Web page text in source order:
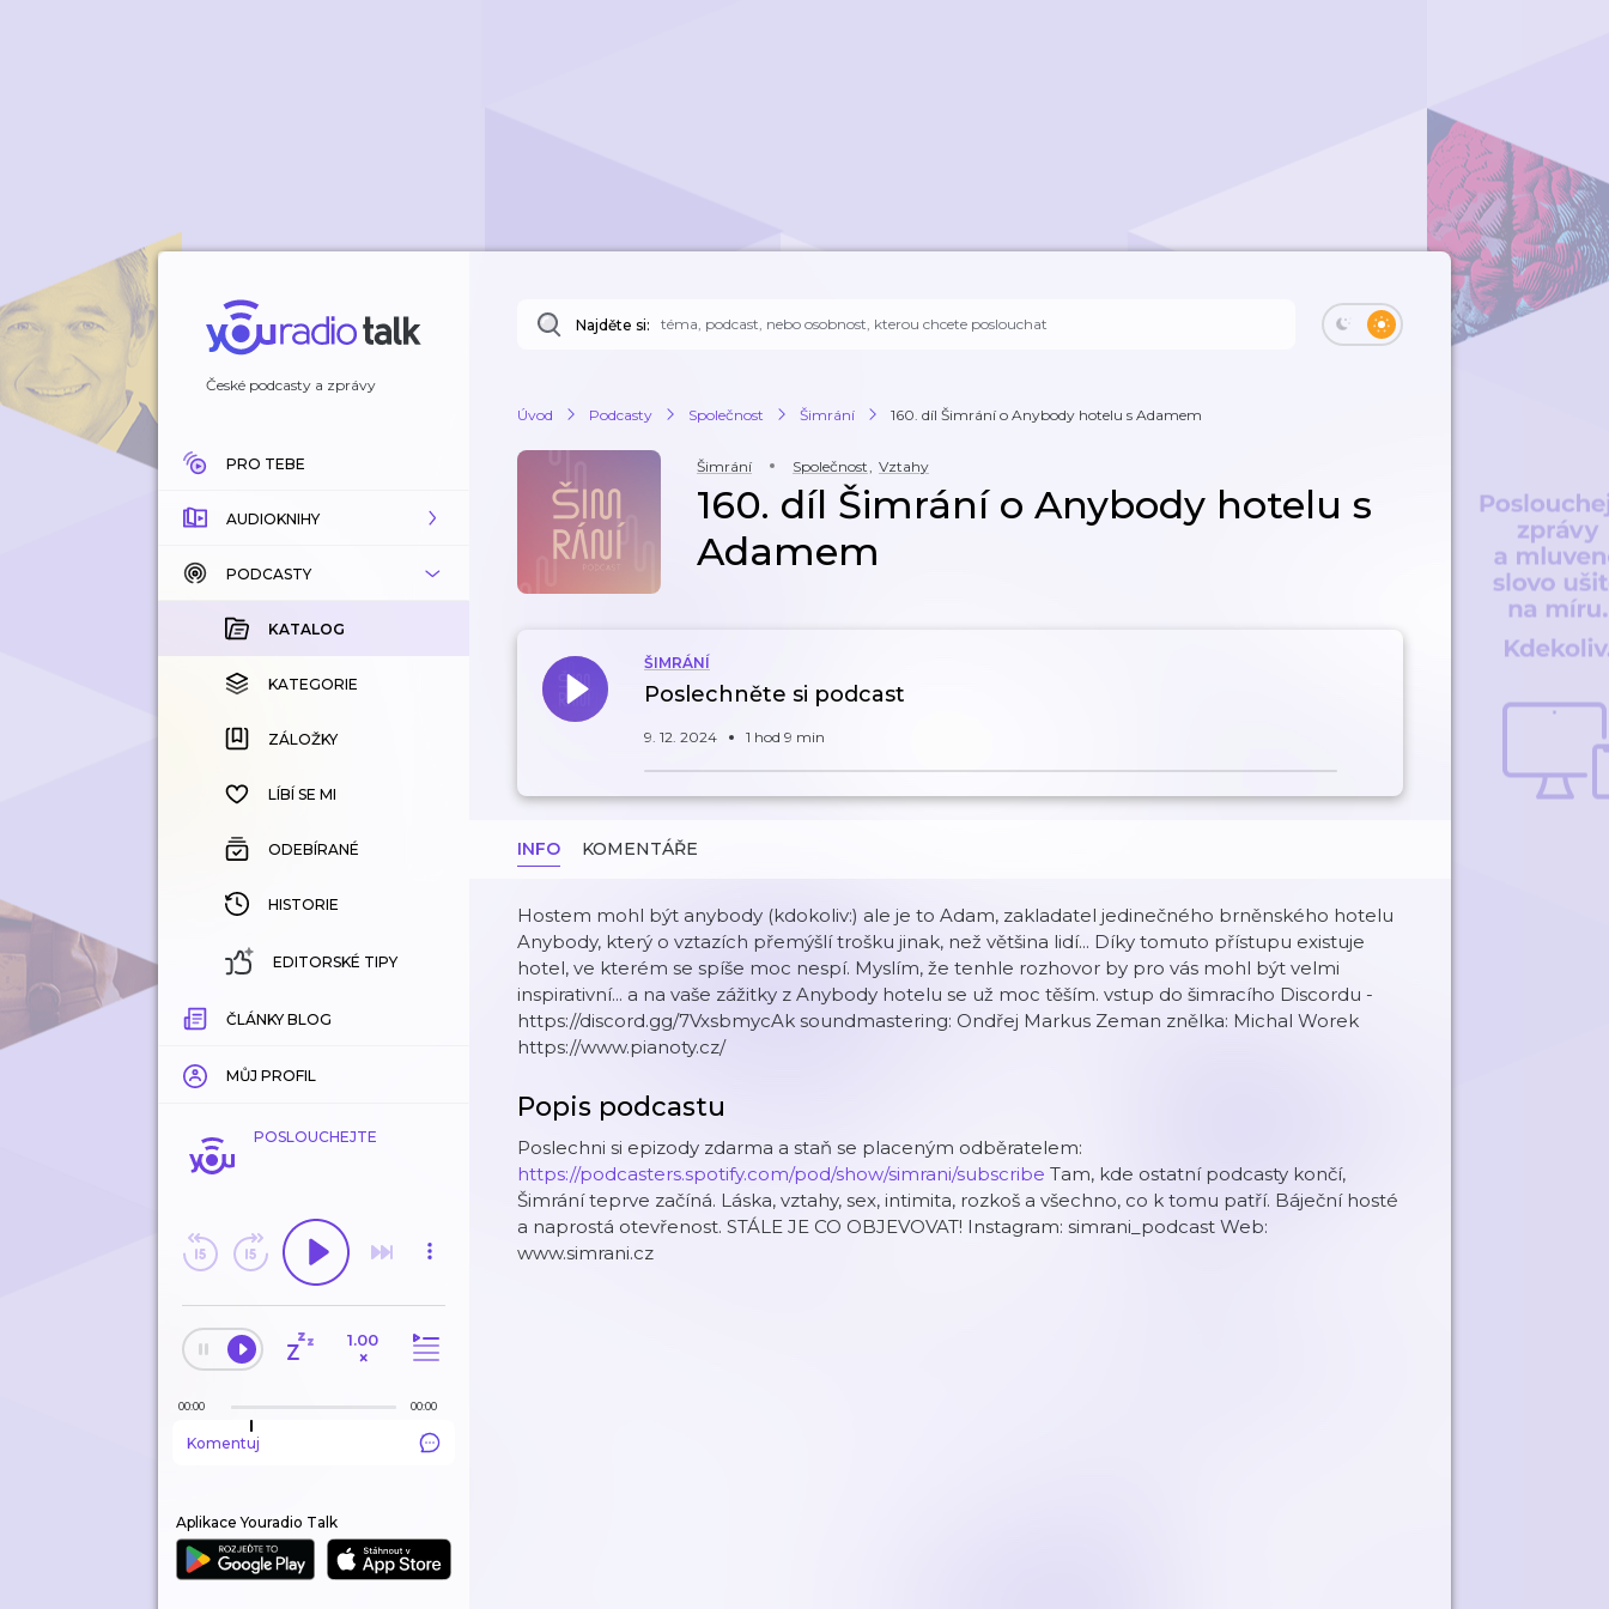
České podcasty a zprávy
PRO TEBE
AUDIOKNIHY
KATALOG
KOUPENÉ
KATEGORIE
ZÁLOŽKY
HISTORIE
PODCASTY
KATALOG
KATEGORIE
ZÁLOŽKY
LÍBÍ SE MI
ODEBÍRANÉ
HISTORIE
EDITORSKÉ TIPY
ČLÁNKY BLOG
MŮJ PROFIL
POSLOUCHEJTE
1.00
×
00:00 00:00
Komentuj
Aplikace Youradio Talk
Najděte si:
Úvod Podcasty Společnost Šimrání 160. díl Šimrání o Anybody hotelu s Adamem
Šimrání Společnost, Vztahy
160. díl Šimrání o Anybody hotelu s
Adamem
ŠIMRÁNÍ
Poslechněte si podcast
9. 12. 2024 1 hod 9 min
INFO KOMENTÁŘE
Hostem mohl být anybody (kdokoliv:) ale je to Adam, zakladatel jedinečného brněnského hotelu
Anybody, který o vztazích přemýšlí trošku jinak, než většina lidí... Díky tomuto přístupu existuje
hotel, ve kterém se spíše moc nespí. Myslím, že tenhle rozhovor by pro vás mohl být velmi
inspirativní... a na vaše zážitky z Anybody hotelu se už moc těším. vstup do šimracího Discordu -
⁠⁠⁠⁠⁠⁠⁠⁠⁠⁠⁠⁠⁠⁠⁠⁠⁠⁠⁠⁠⁠⁠⁠⁠https://discord.gg/7VxsbmycAk⁠⁠⁠⁠⁠⁠⁠⁠⁠⁠⁠⁠⁠⁠⁠⁠⁠⁠⁠⁠⁠⁠ soundmastering: Ondřej Markus Zeman znělka: Michal Worek
https://www.pianoty.cz/
Popis podcastu
Poslechni si epizody zdarma a staň se placeným odběratelem:
https://podcasters.spotify.com/pod/show/simrani/subscribe Tam, kde ostatní podcasty končí,
Šimrání teprve začíná. Láska, vztahy, sex, intimita, rozkoš a všechno, co k tomu patří. Báječní hosté
a naprostá otevřenost. STÁLE JE CO OBJEVOVAT! Instagram: simrani_podcast Web:
www.simrani.cz